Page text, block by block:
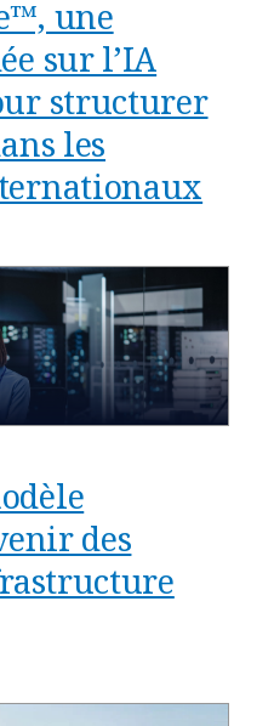
une
sur l’IA
structurer
les
des